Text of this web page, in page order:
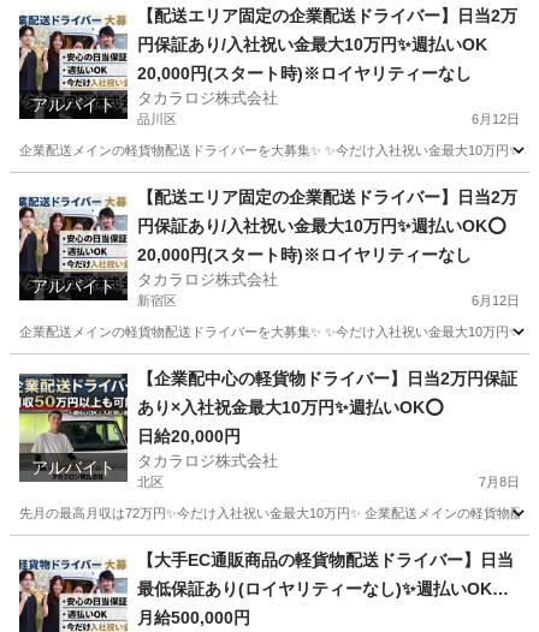
アルバイト
【配送エリア固定の企業配送ドライバー】日当2万
円保証あり/入社祝い金最大10万円✨週払いOK
20,000円(スタート時)※ロイヤリティーなし
タカラロジ株式会社
品川区 6月12日
企業配送メインの軽貨物配送ドライバーを大募集✨ ✨今だけ入社祝い金最大10万円✨
ドライバー 貨物
アルバイト
【配送エリア固定の企業配送ドライバー】日当2万
円保証あり/入社祝い金最大10万円✨週払いOK⭕️
20,000円(スタート時)※ロイヤリティーなし
タカラロジ株式会社
新宿区 6月12日
企業配送メインの軽貨物配送ドライバーを大募集✨ ✨今だけ入社祝い金最大10万円✨
ドライバー 貨物
アルバイト
【企業配中心の軽貨物ドライバー】日当2万円保証
あり×入社祝金最大10万円✨週払いOK⭕️
日給20,000円
タカラロジ株式会社
北区 7月8日
先月の最高月収は72万円✨今だけ入社祝い金最大10万円✨ 企業配送メインの軽貨物配
ドライバー 貨物
【大手EC通販商品の軽貨物配送ドライバー】日当
最低保証あり(ロイヤリティーなし)✨週払いOK⭕️
普通免許さえあれば即稼働可
月給500,000円